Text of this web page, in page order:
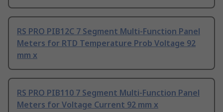
RS PRO PIB12C 7 Segment Multi-Function Panel
Meters for RTD Temperature Prob Voltage 92
mm x
RS PRO PIB110 7 Segment Multi-Function Panel
Meters for Voltage Current 92 mm x